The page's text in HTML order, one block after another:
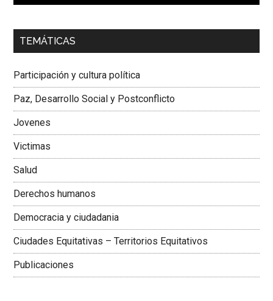
00:00 01:04
Dra. Carolina Corcho Mejía,Presidenta Corporación
Colombiana
TEMÁTICAS
Participación y cultura política
Paz, Desarrollo Social y Postconflicto
Jovenes
Victimas
Salud
Derechos humanos
Democracia y ciudadania
Ciudades Equitativas – Territorios Equitativos
Publicaciones